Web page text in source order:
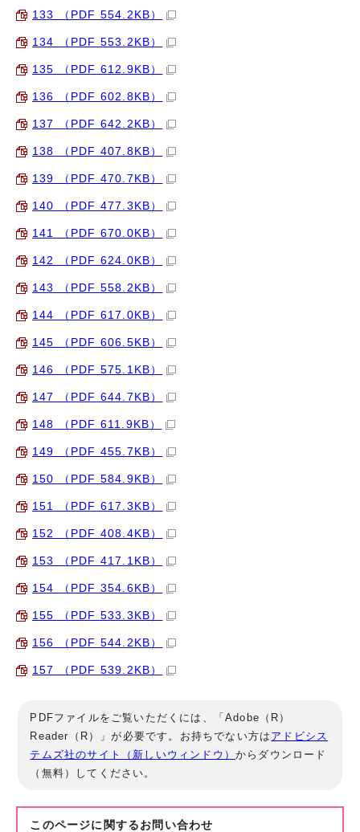
133 （PDF 554.2KB）
134 （PDF 553.2KB）
135 （PDF 612.9KB）
136 （PDF 602.8KB）
137 （PDF 642.2KB）
138 （PDF 407.8KB）
139 （PDF 470.7KB）
140 （PDF 477.3KB）
141 （PDF 670.0KB）
142 （PDF 624.0KB）
143 （PDF 558.2KB）
144 （PDF 617.0KB）
145 （PDF 606.5KB）
146 （PDF 575.1KB）
147 （PDF 644.7KB）
148 （PDF 611.9KB）
149 （PDF 455.7KB）
150 （PDF 584.9KB）
151 （PDF 617.3KB）
152 （PDF 408.4KB）
153 （PDF 417.1KB）
154 （PDF 354.6KB）
155 （PDF 533.3KB）
156 （PDF 544.2KB）
157 （PDF 539.2KB）
PDFファイルをご覧いただくには、「Adobe（R）
Reader（R）」が必要です。お持ちでない方は アドビシス
テムズ社のサイト（新しいウィンドウ）からダウンロード
（無料）してください。
このページに関する お問い合わせ